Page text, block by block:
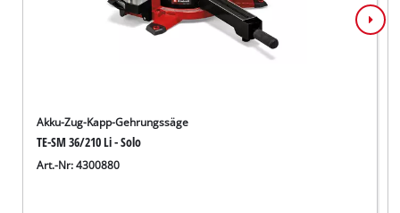
Akku-Zug-Kapp-Gehrungssäge
TE-SM 36/210 Li - Solo
Art.-Nr: 4300880